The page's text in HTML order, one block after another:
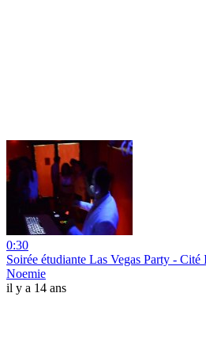
0:30
Soirée étudiante Las Vegas Party -
Noemie
il y a 14 ans